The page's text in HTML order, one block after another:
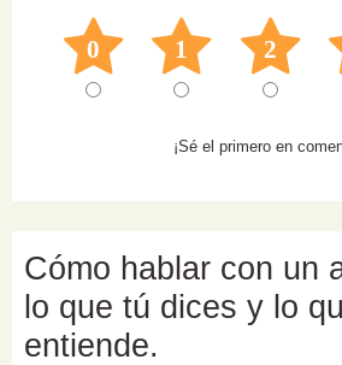
0 1 2
¡Sé el primero en
Cómo hablar con un
lo que tú dices y lo
entiende.